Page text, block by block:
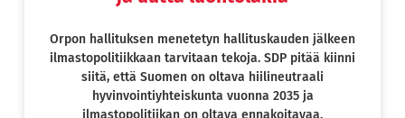
Orpon hallituksen menetetyn hallituskauden jälkeen
ilmastopolitiikkaan tarvitaan tekoja. SDP pitää kiinni
siitä, että Suomen on oltava hiilineutraali
hyvinvointiyhteiskunta vuonna 2035 ja
ilmastopolitiikan on oltava ennakoitavaa.